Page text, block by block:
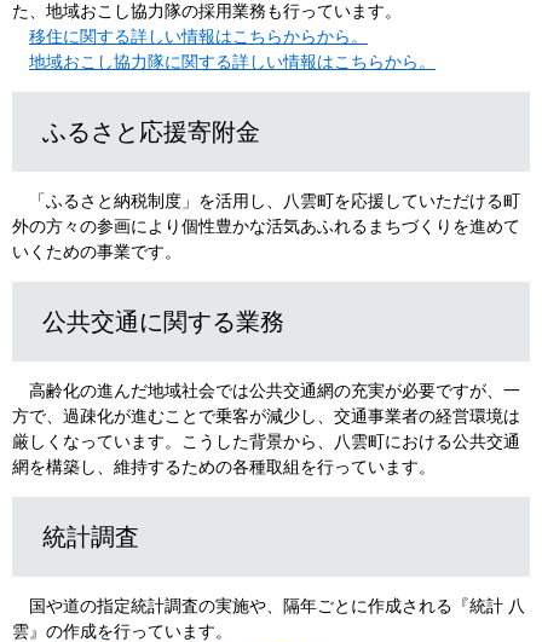
た、地域おこし協力隊の採用業務も行っています。
移住に関する詳しい情報はこちらからから。
地域おこし協力隊に関する詳しい情報はこちらから。
ふるさと応援寄附金
「ふるさと納税制度」を活用し、八雲町を応援していただける町
外の方々の参画により個性豊かな活気あふれるまちづくりを進めて
いくための事業です。
公共交通に関する業務
高齢化の進んだ地域社会では公共交通網の充実が必要ですが、一
方で、過疎化が進むことで乗客が減少し、交通事業者の経営環境は
厳しくなっています。こうした背景から、八雲町における公共交通
網を構築し、維持するための各種取組を行っています。
統計調査
国や道の指定統計調査の実施や、隔年ごとに作成される『統計 八
雲』の作成を行っています。